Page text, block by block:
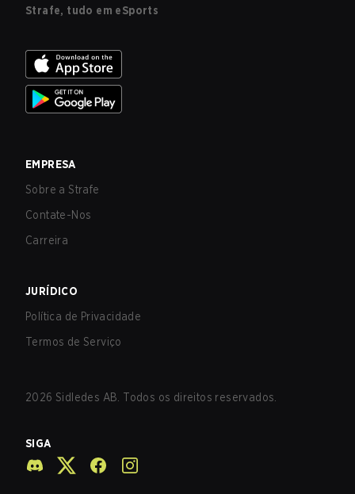
Strafe, tudo em eSports
EMPRESA
Sobre a Strafe
Contate-Nos
Carreira
JURÍDICO
Política de Privacidade
Termos de Serviço
2026 Sidledes AB. Todos os direitos reservados.
SIGA